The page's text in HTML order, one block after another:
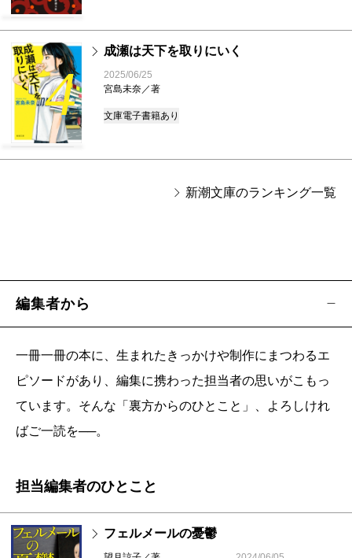
4
成瀬は天下を取りにいく
2025/06/25
宮島未奈／著
文庫電子書籍あり
新潮文庫のランキング一覧
編集者から
一冊一冊の本に、生まれたきっかけや制作にまつわるエ
ピソードがあり、編集に携わった担当者の思いがこもっ
ています。そんな「裏方からのひとこと」、よろしけれ
ばご一読を──。
担当編集者のひとこと
フェルメールの憂鬱